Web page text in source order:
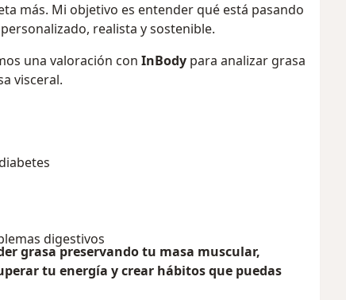
más. Mi objetivo es entender qué está pasando
realista y sostenible.
una valoración con InBody para analizar grasa
visceral.
digestivos
grasa preservando tu masa muscular,
tu energía y crear hábitos que puedas